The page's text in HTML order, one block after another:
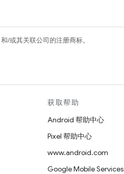
/或其关联公司的注册商标。
获取帮助
Android 帮助中心
Pixel 帮助中心
www.android.com
Google Mobile Services